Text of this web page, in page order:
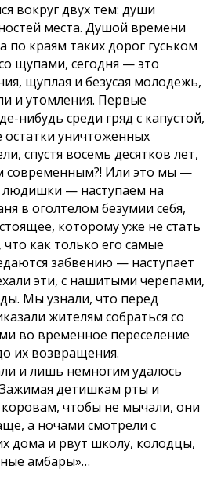
вокруг двух тем: души
места. Душой времени
по краям таких дорог гуськом
щупами, сегодня — это
щуплая и безусая молодежь,
и утомления. Первые
нибудь среди гряд с капустой,
уничтоженных
спустя восемь десятков лет,
современным?! Или это мы —
— наступаем на
в оголтелом безумии себя,
которому уже не стать
как только его самые
забвению — наступает
эти, с нашитыми черепами,
Мы узнали, что перед
жителям собраться со
во временное переселение
их возвращения.
и лишь немногим удалось
Зажимая детишкам рты и
чтобы не мычали, они
а ночами смотрели с
дома и рвут школу, колодцы,
амбары»…